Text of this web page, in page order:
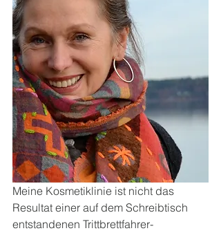
Meine Kosmetiklinie ist nicht das
Resultat einer auf dem Schreibtisch
entstandenen Trittbrettfahrer-